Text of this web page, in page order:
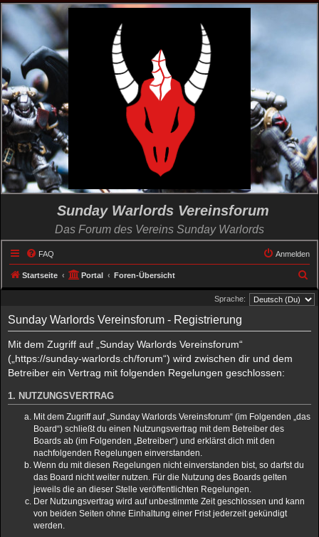
Sunday Warlords Vereinsforum
Das Forum des Vereins Sunday Warlords
FAQ Anmelden
Startseite Portal Foren-Übersicht
u
Sprache:
Sunday Warlords Vereinsforum - Registrierung
Mit dem Zugriff auf „Sunday Warlords Vereinsforum“
(„https://sunday-warlords.ch/forum“) wird zwischen dir und dem
Betreiber ein Vertrag mit folgenden Regelungen geschlossen:
1. NUTZUNGSVERTRAG
Mit dem Zugriff auf „Sunday Warlords Vereinsforum“ (im Folgenden „das
Board“) schließt du einen Nutzungsvertrag mit dem Betreiber des
Boards ab (im Folgenden „Betreiber“) und erklärst dich mit den
nachfolgenden Regelungen einverstanden.
Wenn du mit diesen Regelungen nicht einverstanden bist, so darfst du
das Board nicht weiter nutzen. Für die Nutzung des Boards gelten
jeweils die an dieser Stelle veröffentlichten Regelungen.
Der Nutzungsvertrag wird auf unbestimmte Zeit geschlossen und kann
von beiden Seiten ohne Einhaltung einer Frist jederzeit gekündigt
werden.